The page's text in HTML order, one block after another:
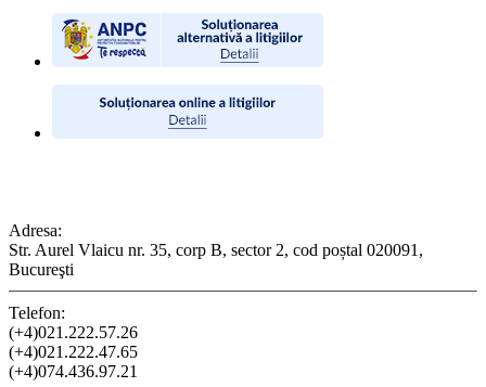
Adresa:
Str. Aurel Vlaicu nr. 35, corp B, sector 2, cod poștal 020091,
Bucureşti
Telefon:
(+4)021.222.57.26
(+4)021.222.47.65
(+4)074.436.97.21